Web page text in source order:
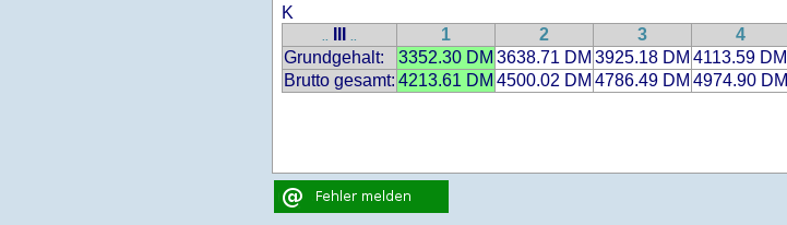
K
.. .. 1 2 3 4
Grundgehalt:
3352.30 DM 3638.71 DM 3925.18 DM 4113.59 DM
Brutto gesamt: 4213.61 DM 4500.02 DM 4786.49 DM 4974.90 DM